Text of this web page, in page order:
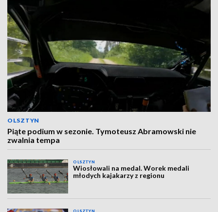
OLSZTYN
Piąte podium w sezonie. Tymoteusz Abramowski nie
zwalnia tempa
OLSZTYN
Wiosłowali na medal. Worek medali
młodych kajakarzy z regionu